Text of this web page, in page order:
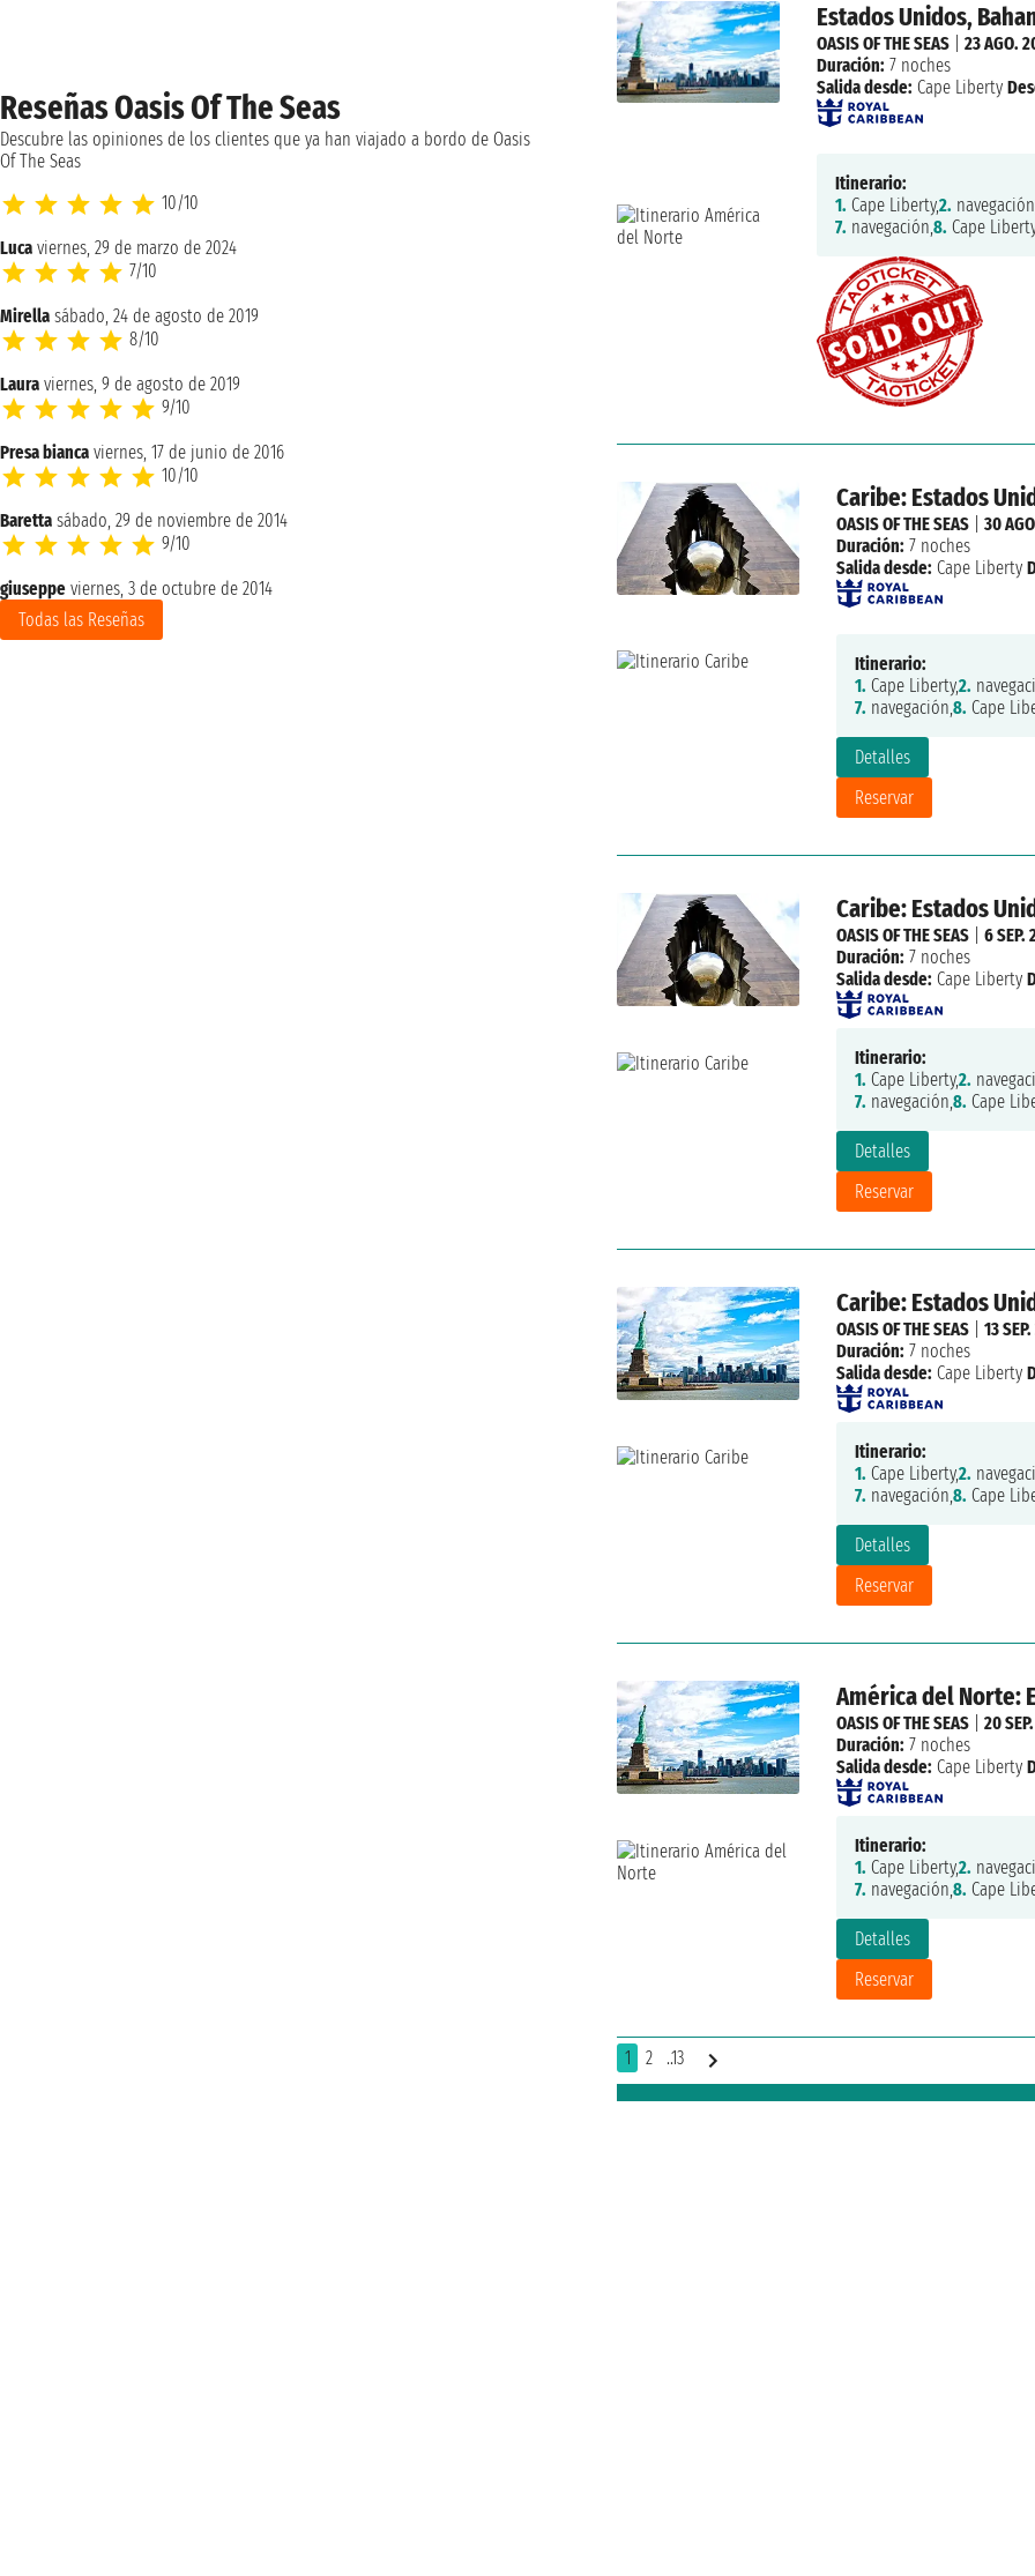
Estados Unidos,
OASIS OF THE SEAS |23 AGO.
Duración: 7 noches
Salida desde: Cape Liberty
Itinerario:
1. Cape Liberty,2.
7. navegación,8. Cape
Caribe: Estados
Detalles
Reservar
OASIS OF THE SEAS| 30
Duración: 7 noches
Salida desde: Cape Liberty
Itinerario:
1. Cape Liberty,2.
7. navegación,8. Cape
Caribe: Estados
Detalles
Reservar
OASIS OF THE SEAS| 6 SEP.
Duración: 7 noches
Salida desde: Cape Liberty
Itinerario:
1. Cape Liberty,2.
7. navegación,8. Cape
Caribe: Estados
Detalles
Reservar
OASIS OF THE SEAS| 13
Duración: 7 noches
Salida desde: Cape Liberty
Itinerario:
1. Cape Liberty,2.
7. navegación,8. Cape
América del Norte:
Detalles
Reservar
OASIS OF THE SEAS| 20
Duración: 7 noches
Salida desde: Cape Liberty
Itinerario:
1. Cape Liberty,2.
7. navegación,8. Cape
1 2 ..13
Reseñas Oasis Of The Seas
Descubre las opiniones de los clientes que ya han viajado a bordo de Oasis
Of The Seas
10/10
Luca viernes, 29 de marzo de 2024
7/10
Mirella sábado, 24 de agosto de 2019
8/10
Laura viernes, 9 de agosto de 2019
9/10
Presa bianca viernes, 17 de junio de 2016
10/10
Baretta sábado, 29 de noviembre de 2014
9/10
giuseppe viernes, 3 de octubre de 2014
Todas las Reseñas